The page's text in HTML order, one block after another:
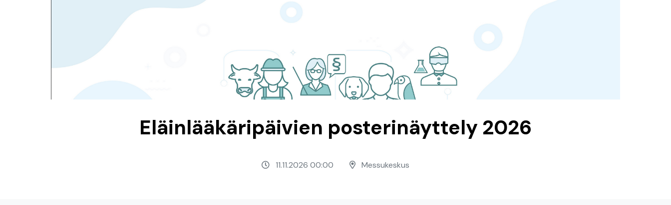
Eläinlääkäripäivien posterinäyttely 2026
11.11.2026 00:00 Messukeskus